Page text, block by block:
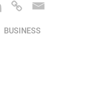
BUSINESS